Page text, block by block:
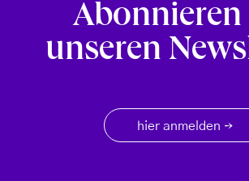
Abonnieren
unseren
hier anmelden →